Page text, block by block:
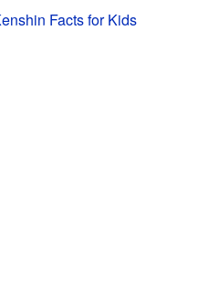
Facts for Kids